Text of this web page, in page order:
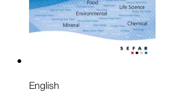
English